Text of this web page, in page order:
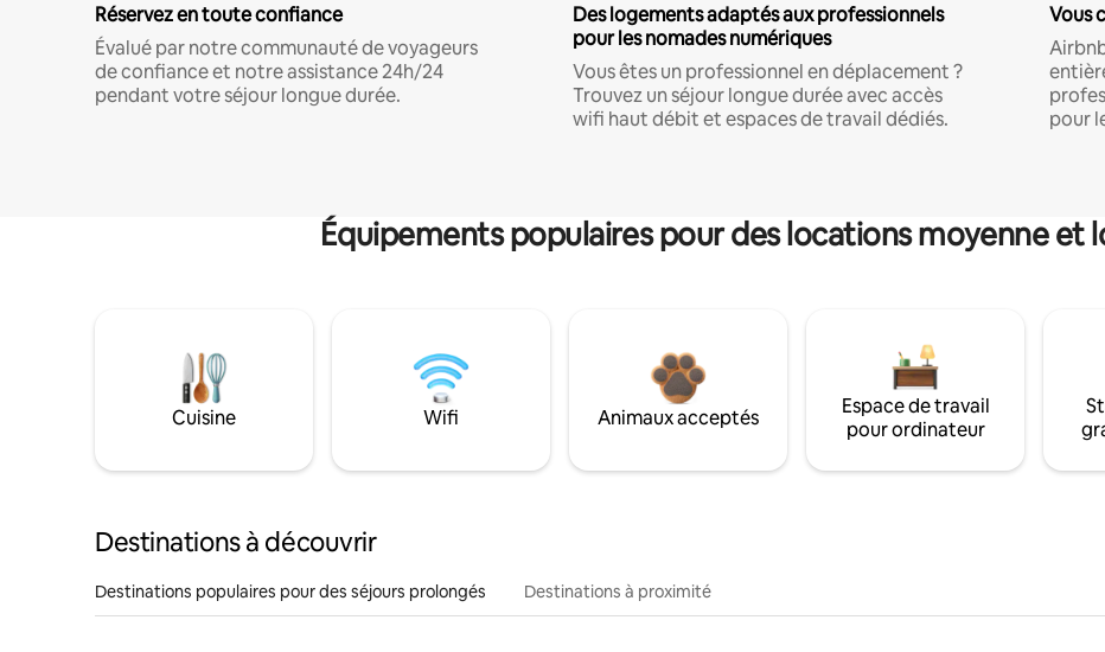
Réservez en toute confiance
Évalué par notre communauté de voyageurs
de confiance et notre assistance 24h/24
pendant votre séjour longue durée.
Des logements adaptés aux professionnels
pour les nomades numériques
Vous êtes un professionnel en déplacement ?
Trouvez un séjour longue durée avec accès
wifi haut débit et espaces de travail dédiés.
Vous
pour
Équipements populaires pour des locations moyenne et
Cuisine Wifi Animaux acceptés
Espace de travail
pour ordinateur
Destinations à découvrir
Destinations populaires pour des séjours prolongés Destinations à proximité